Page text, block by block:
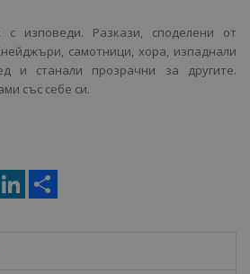
с изповеди. Разкази, споделени от
самотници, хора, изпаднали
и станали прозрачни за другите.
със себе си.
PinterestLinkedIn